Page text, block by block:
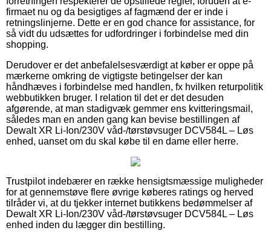
firmaet nu og da besigtiges af fagmænd der er inde i
retningslinjerne. Dette er en god chance for assistance, for
så vidt du udsættes for udfordringer i forbindelse med din
shopping.
Derudover er det anbefalelsesværdigt at køber er oppe på
mærkerne omkring de vigtigste betingelser der kan
håndhæves i forbindelse med handlen, fx hvilken returpolitik
webbutikken bruger. I relation til det er det desuden
afgørende, at man stadigvæk gemmer ens kvitteringsmail,
således man en anden gang kan bevise bestillingen af
Dewalt XR Li-Ion/230V våd-/tørstøvsuger DCV584L – Løs
enhed, uanset om du skal købe til en dame eller herre.
Trustpilot indebærer en række hensigtsmæssige muligheder
for at gennemstøve flere øvrige køberes ratings og herved
tilråder vi, at du tjekker internet butikkens bedømmelser af
Dewalt XR Li-Ion/230V våd-/tørstøvsuger DCV584L – Løs
enhed inden du lægger din bestilling.